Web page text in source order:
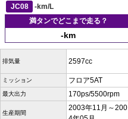
JC08
-km/L
満タンでどこまで走る？
-km
排気量 2597cc
ミッション フロア5AT
最大出力 170ps/5500rpm
生産期間
2003年11月～200